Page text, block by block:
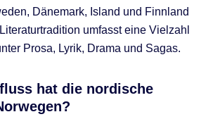
Dänemark, Island und Finnland
umfasst eine Vielzahl
Prosa, Lyrik, Drama und Sagas.
hat die nordische